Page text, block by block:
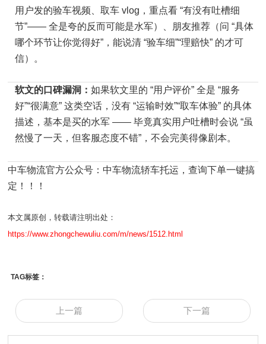
用户发的验车视频、取车 vlog，重点看 “有没有吐槽细
节”—— 全是夸的反而可能是水军）、朋友推荐（问 “具体
哪个环节让你觉得好”，能说清 “验车细”“理赔快” 的才可
信）。
软文的口碑漏洞：如果软文里的 “用户评价” 全是 “服务
好”“很满意” 这类空话，没有 “运输时效”“取车体验” 的具体
描述，基本是买的水军 —— 毕竟真实用户吐槽时会说 “虽
然慢了一天，但客服态度不错”，不会完美得像剧本。
中车物流官方公众号：中车物流轿车托运，查询下单一键搞
定！！！
本文属原创，转载请注明出处：
https://www.zhongchewuliu.com/m/news/1512.html
TAG标签：
上一篇 下一篇